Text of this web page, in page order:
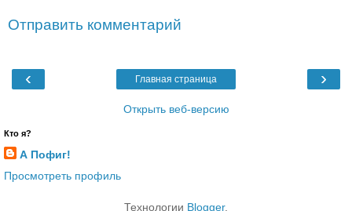
Отправить комментарий
‹ ›
Главная страница
Открыть веб-версию
Кто я?
А Пофиг!
Просмотреть профиль
Технологии Blogger.